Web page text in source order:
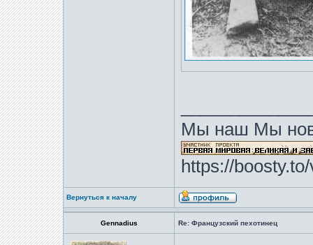
Мы наш Мы
https://
Вернуться к началу
Gennadius Re: Французский пехотинец